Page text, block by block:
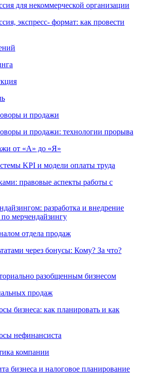
для некоммерческой организации
экспресс- формат: как провести
и продажи
и продажи: технологии прорыва
от «А» до «Я»
KPI и модели оплаты труда
правовые аспекты работы с
разработка и внедрение
мерчендайзингу
отдела продаж
через бонусы: Кому? За что?
разобщенным бизнесом
продаж
бизнеса: как планировать и как
нефинансиста
компании
бизнеса и налоговое планирование